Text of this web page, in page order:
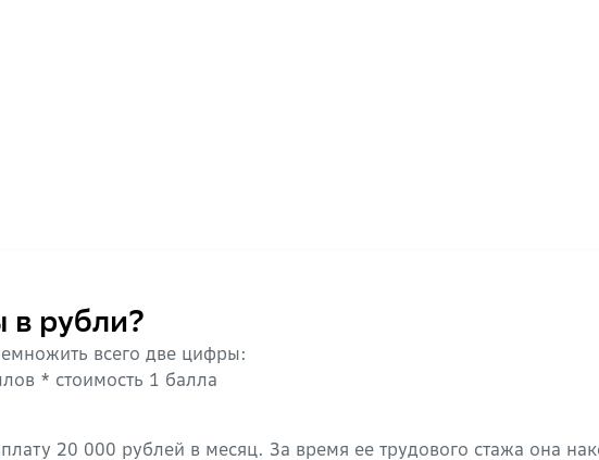
в рубли?
всего две цифры:
* стоимость 1 балла
20 000 рублей в месяц. За время ее трудового стажа она